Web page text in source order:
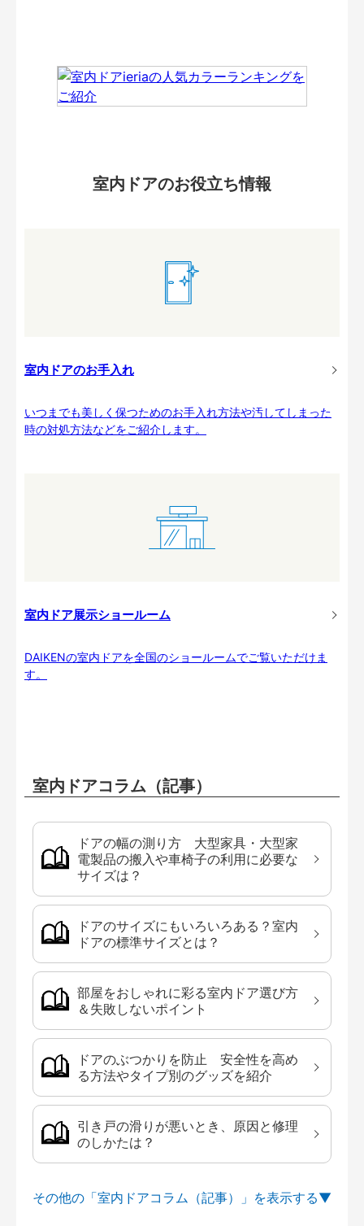
室内ドアのお役立ち情報
室内ドアのお手入れ
いつまでも美しく保つためのお手入れ方法や汚してしまった
時の対処方法などをご紹介します。
室内ドア展示ショールーム
DAIKENの室内ドアを全国のショールームでご覧いただけま
す。
室内ドアコラム（記事）
ドアの幅の測り方 大型家具・大型家
電製品の搬入や車椅子の利用に必要な
サイズは？
ドアのサイズにもいろいろある？室内
ドアの標準サイズとは？
部屋をおしゃれに彩る室内ドア選び方
＆失敗しないポイント
ドアのぶつかりを防止 安全性を高め
る方法やタイプ別のグッズを紹介
引き戸の滑りが悪いとき、原因と修理
のしかたは？
その他の「室内ドアコラム（記事）」を